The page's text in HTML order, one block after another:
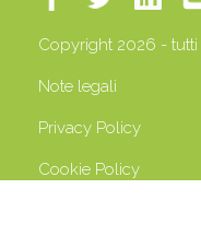
Copyright 2026 - tutti
Note legali
Privacy Policy
Cookie Policy